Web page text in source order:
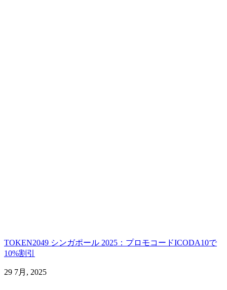
TOKEN2049 シンガポール 2025：プロモコードICODA10で
10%割引
29 7月, 2025